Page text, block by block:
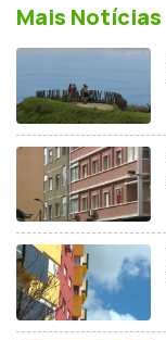
Mais Notícias